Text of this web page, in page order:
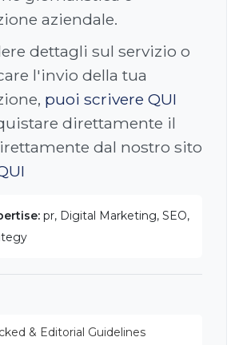
aziendale.
dettagli sul servizio o
l'invio della tua
puoi scrivere QUI
direttamente il
dal nostro sito
pr, Digital Marketing, SEO,
& Editorial Guidelines